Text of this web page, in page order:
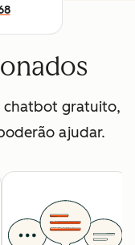
chatbot gratuito,
ajudar.